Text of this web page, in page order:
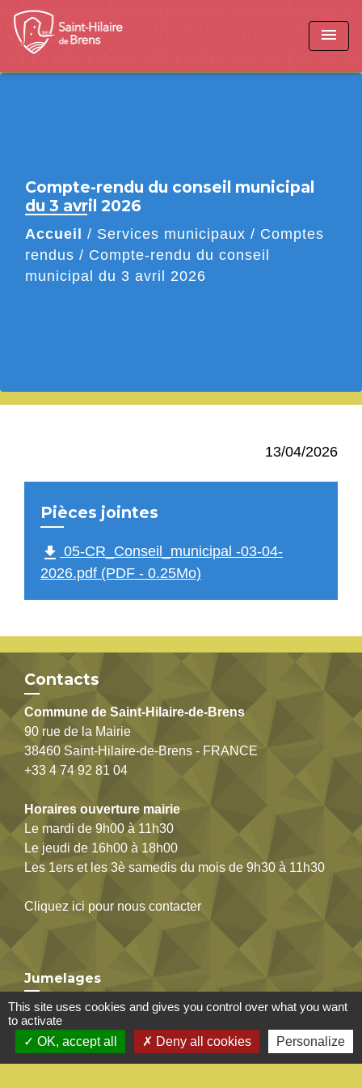
menu
Compte-rendu du conseil municipal
du 3 avril 2026
Accueil / Services municipaux / Comptes
rendus / Compte-rendu du conseil
municipal du 3 avril 2026
13/04/2026
Pièces jointes
file_download 05-CR_Conseil_municipal -03-04-
2026.pdf (PDF - 0.25Mo)
Contacts
Commune de Saint-Hilaire-de-Brens
90 rue de la Mairie
38460 Saint-Hilaire-de-Brens - FRANCE
+33 4 74 92 81 04
Horaires ouverture mairie
Le mardi de 9h00 à 11h30
Le jeudi de 16h00 à 18h00
Les 1ers et les 3è samedis du mois de 9h30 à 11h30
Cliquez ici pour nous contacter
Jumelages
Saint-Hilaire-de-Brens / Cornalba
Mentions légales - Politique de confidentialité -
This site uses cookies and gives you control over what you want
to activate
OK, accept all
Deny all cookies Personalize